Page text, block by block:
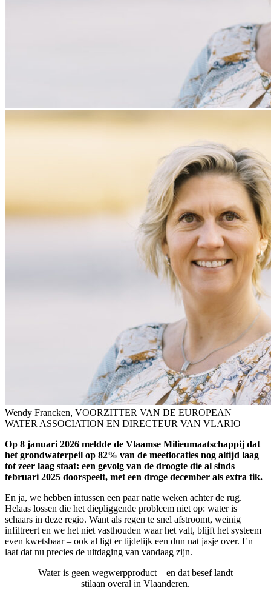
Wendy Francken, VOORZITTER VAN DE EUROPEAN
WATER ASSOCIATION EN DIRECTEUR VAN VLARIO
Op 8 januari 2026 meldde de Vlaamse Milieumaatschappij dat
het grondwaterpeil op 82% van de meetlocaties nog altijd laag
tot zeer laag staat: een gevolg van de droogte die al sinds
februari 2025 doorspeelt, met een droge december als extra tik.
En ja, we hebben intussen een paar natte weken achter de rug.
Helaas lossen die het diepliggende probleem niet op: water is
schaars in deze regio. Want als regen te snel afstroomt, weinig
infiltreert en we het niet vasthouden waar het valt, blijft het systeem
even kwetsbaar – ook al ligt er tijdelijk een dun nat jasje over. En
laat dat nu precies de uitdaging van vandaag zijn.
Water is geen wegwerpproduct – en dat besef landt
stilaan overal in Vlaanderen.